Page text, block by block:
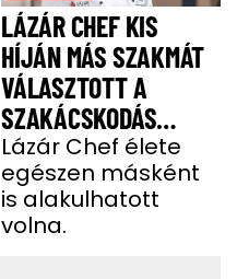
LÁZÁR CHEF KIS
HÍJÁN MÁS SZAKMÁT
VÁLASZTOTT A
SZAKÁCSKODÁS
HELYETT
Lázár Chef élete
egészen másként
is alakulhatott
volna.